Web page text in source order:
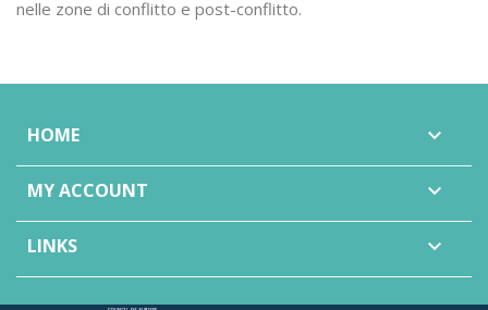
nelle zone di conflitto e post-conflitto.
HOME 
MY ACCOUNT 
LINKS 